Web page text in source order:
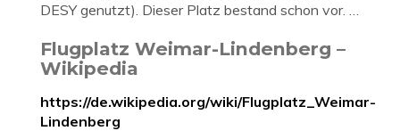
DESY genutzt). Dieser Platz bestand schon vor. …
Flugplatz Weimar-Lindenberg –
Wikipedia
https://de.wikipedia.org/wiki/Flugplatz_Weimar-
Lindenberg